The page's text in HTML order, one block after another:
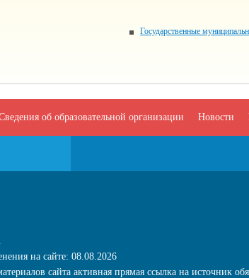
Государственные
об образовательной организации Новости
на сайте: 08.08.2026
сайта активная прямая ссылка на источник